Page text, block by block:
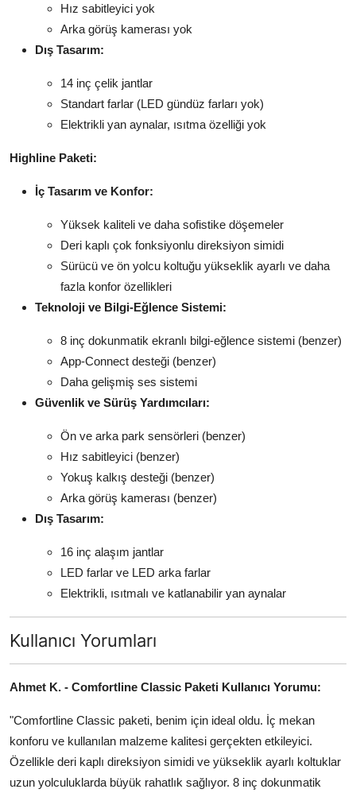
Hız sabitleyici yok
Arka görüş kamerası yok
Dış Tasarım:
14 inç çelik jantlar
Standart farlar (LED gündüz farları yok)
Elektrikli yan aynalar, ısıtma özelliği yok
Highline Paketi:
İç Tasarım ve Konfor:
Yüksek kaliteli ve daha sofistike döşemeler
Deri kaplı çok fonksiyonlu direksiyon simidi
Sürücü ve ön yolcu koltuğu yükseklik ayarlı ve daha
fazla konfor özellikleri
Teknoloji ve Bilgi-Eğlence Sistemi:
8 inç dokunmatik ekranlı bilgi-eğlence sistemi (benzer)
App-Connect desteği (benzer)
Daha gelişmiş ses sistemi
Güvenlik ve Sürüş Yardımcıları:
Ön ve arka park sensörleri (benzer)
Hız sabitleyici (benzer)
Yokuş kalkış desteği (benzer)
Arka görüş kamerası (benzer)
Dış Tasarım:
16 inç alaşım jantlar
LED farlar ve LED arka farlar
Elektrikli, ısıtmalı ve katlanabilir yan aynalar
Kullanıcı Yorumları
Ahmet K. - Comfortline Classic Paketi Kullanıcı Yorumu:
"Comfortline Classic paketi, benim için ideal oldu. İç mekan
konforu ve kullanılan malzeme kalitesi gerçekten etkileyici.
Özellikle deri kaplı direksiyon simidi ve yükseklik ayarlı koltuklar
uzun yolculuklarda büyük rahatlık sağlıyor. 8 inç dokunmatik